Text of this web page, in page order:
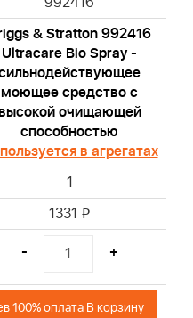
& Stratton 992416
Ultracare Bio Spray -
моющее средство с
очищающей
способностью
в агрегатах
1
1331 i
- +
100% оплата В корзину